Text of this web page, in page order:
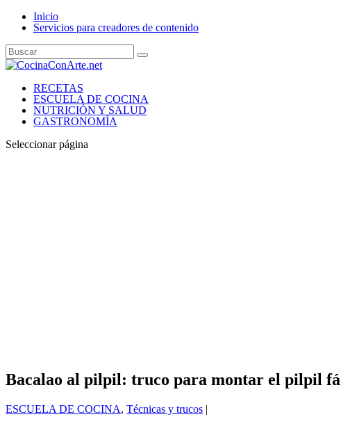
Inicio
Servicios para creadores de contenido
RECETAS
ESCUELA DE COCINA
NUTRICIÓN Y SALUD
GASTRONOMÍA
Seleccionar página
Bacalao al pilpil: truco para montar el pilpil
ESCUELA DE COCINA, Técnicas y trucos |